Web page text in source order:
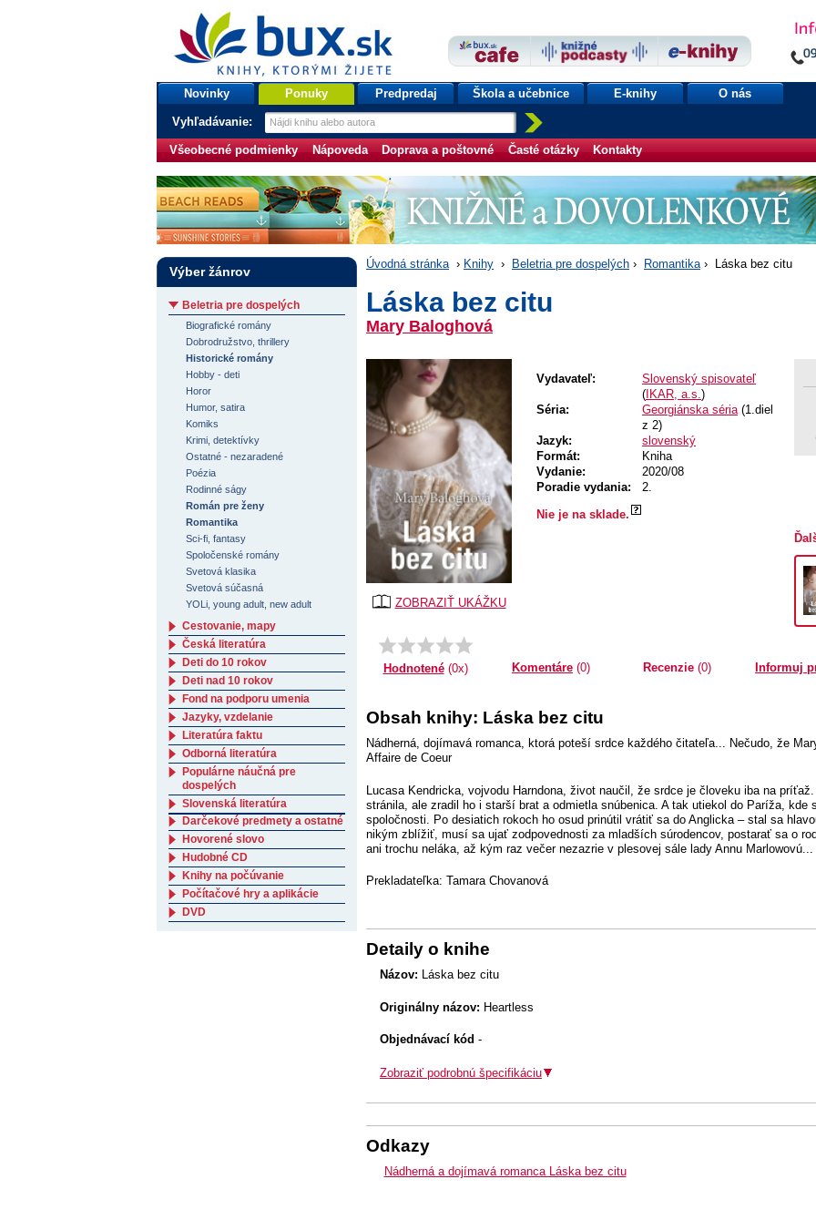
bux.sk
knihy, ktorými žijete
Úvodná stránka
Novinky Ponuky Predpredaj Škola a učebnice E-knihy O nás
Vyhľadávanie:
Všeobecné podmienky Nápoveda Doprava a poštovné Časté otázky Kontakty
Úvodná stránka › Knihy › Beletria pre dospelých › Romantika› Láska bez citu
Láska bez citu
Mary Baloghová
ZOBRAZIŤ UKÁŽKU
Vydavateľ:
Slovenský spisovateľ
( IKAR, a.s.)
Séria:
Georgiánska séria(1.diel
z 2)
Jazyk:
slovenský
Formát:
Kniha
Vydanie:
2020/08
Poradie vydania:
2.
Nie je na sklade.
Hodnotené(0x) Komentáre (0) Recenzie(0) Informuj
Obsah knihy: Láska bez citu
Nádherná, dojímavá romanca, ktorá poteší srdce každého čitateľa... Nečudo, že
Affaire de Coeur
Lucasa Kendricka, vojvodu Harndona, život naučil, že srdce je človeku iba na
stránila, ale zradil ho i starší brat a odmietla snúbenica. A tak utiekol do Paríža,
spoločnosti. Po desiatich rokoch ho osud prinútil vrátiť sa do Anglicka – stal sa
nikým zblížiť, musí sa ujať zodpovednosti za mladších súrodencov, postarať sa o
ani trochu neláka, až kým raz večer nezazrie v plesovej sále lady Annu Marlowovú...
Prekladateľka: Tamara Chovanová
Detaily o knihe
Názov: Láska bez citu
Originálny názov: Heartless
Objednávací kód -
Zobraziť podrobnú špecifikáciu
Odkazy
Nádherná a dojímavá romanca Láska bez citu
Výber žánrov
Beletria pre dospelých
Biografické romány
Dobrodružstvo, thrillery
Historické romány
Hobby - deti
Horor
Humor, satira
Komiks
Krimi, detektívky
Ostatné - nezaradené
Poézia
Rodinné ságy
Román pre ženy
Romantika
Sci-fi, fantasy
Spoločenské romány
Svetová klasika
Svetová súčasná
YOLi, young adult, new adult
Cestovanie, mapy
Česká literatúra
Deti do 10 rokov
Deti nad 10 rokov
Fond na podporu umenia
Jazyky, vzdelanie
Literatúra faktu
Odborná literatúra
Populárne náučná pre
dospelých
Slovenská literatúra
Darčekové predmety a ostatné
Hovorené slovo
Hudobné CD
Knihy na počúvanie
Počítačové hry a aplikácie
DVD